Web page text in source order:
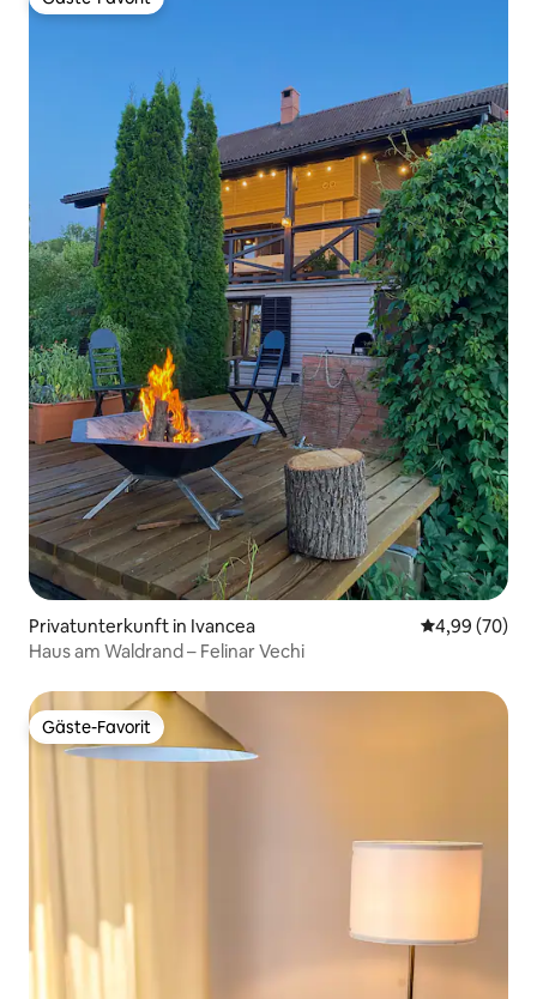
Gäste-Favorit
Privatunterkunft in Ivancea
4,99 (70)
Haus am Waldrand – Felinar Vechi
Gäste-Favorit
Gäste-Favorit